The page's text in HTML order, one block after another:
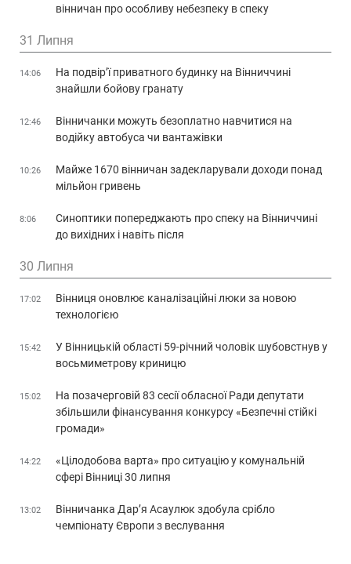
вінничан про особливу небезпеку в спеку
31 Липня
14:06
На подвір’ї приватного будинку на Вінниччині
знайшли бойову гранату
12:46
Вінничанки можуть безоплатно навчитися на
водійку автобуса чи вантажівки
10:26
Майже 1670 вінничан задекларували доходи понад
мільйон гривень
8:06
Синоптики попереджають про спеку на Вінниччині
до вихідних і навіть після
30 Липня
17:02
Вінниця оновлює каналізаційні люки за новою
технологією
15:42
У Вінницькій області 59-річний чоловік шубовстнув у
восьмиметрову криницю
15:02
На позачерговій 83 сесії обласної Ради депутати
збільшили фінансування конкурсу «Безпечні стійкі
громади»
14:22
«Цілодобова варта» про ситуацію у комунальній
сфері Вінниці 30 липня
13:02
Вінничанка Дар’я Асаулюк здобула срібло
чемпіонату Європи з веслування